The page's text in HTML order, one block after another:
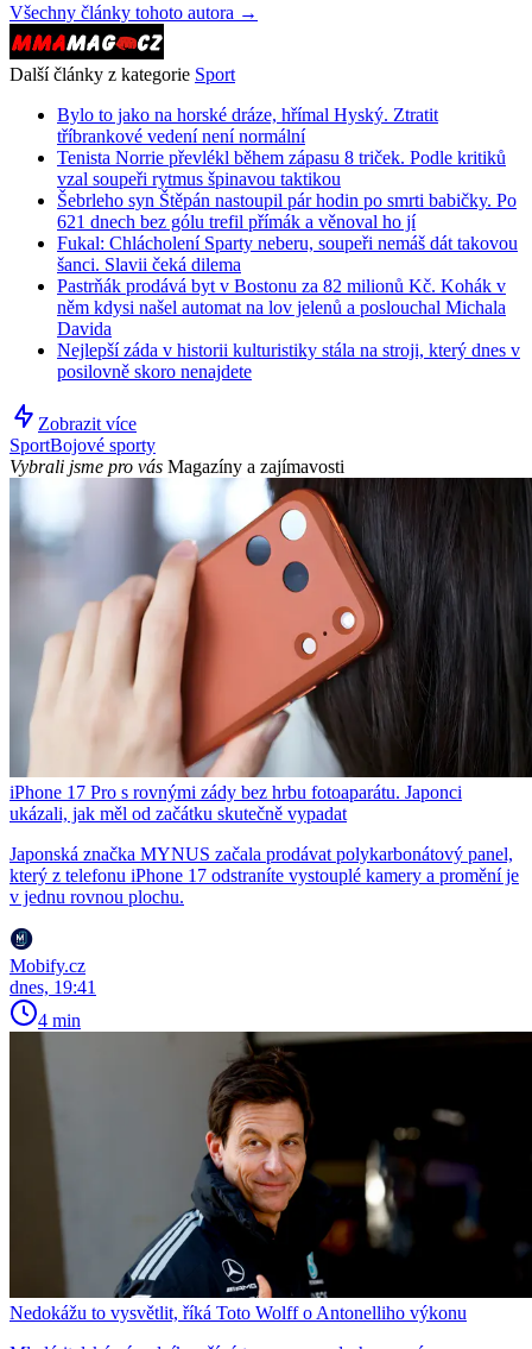
Všechny články tohoto autora →
Další články z kategorie Sport
Bylo to jako na horské dráze, hřímal Hyský. Ztratit
tříbrankové vedení není normální
Tenista Norrie převlékl během zápasu 8 triček. Podle kritiků
vzal soupeři rytmus špinavou taktikou
Šebrleho syn Štěpán nastoupil pár hodin po smrti babičky. Po
621 dnech bez gólu trefil přímák a věnoval ho jí
Fukal: Chlácholení Sparty neberu, soupeři nemáš dát takovou
šanci. Slavii čeká dilema
Pastrňák prodává byt v Bostonu za 82 milionů Kč. Kohák v
něm kdysi našel automat na lov jelenů a poslouchal Michala
Davida
Nejlepší záda v historii kulturistiky stála na stroji, který dnes v
posilovně skoro nenajdete
Zobrazit více
SportBojové sporty
Vybrali jsme pro vás Magazíny a zajímavosti
iPhone 17 Pro s rovnými zády bez hrbu fotoaparátu. Japonci
ukázali, jak měl od začátku skutečně vypadat
Japonská značka MYNUS začala prodávat polykarbonátový panel,
který z telefonu iPhone 17 odstraníte vystouplé kamery a promění je
v jednu rovnou plochu.
Mobify.cz
dnes, 19:41
4 min
Nedokážu to vysvětlit, říká Toto Wolff o Antonelliho výkonu